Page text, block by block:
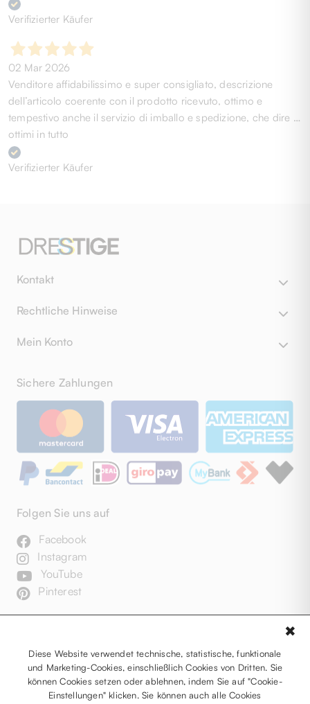
Verifizierter Käufer
02 Mar 2026
Venditore affidabilissimo e super consigliato, descrizione
dell’articolo coerente con il prodotto ricevuto, ottimo e
tempestivo anche il servizio di imballo e spedizione, che dire …
ottimi in tutto
Verifizierter Käufer
Kontakt
Rechtliche Hinweise
Mein Konto
Sichere Zahlungen
Folgen Sie uns auf
Facebook
Instagram
YouTube
Pinterest
Diese Website verwendet technische, statistische, funktionale
und Marketing-Cookies, einschließlich Cookies von Dritten. Sie
können Cookies setzen oder ablehnen, indem Sie auf "Cookie-
Einstellungen" klicken. Sie können auch alle Cookies
✖